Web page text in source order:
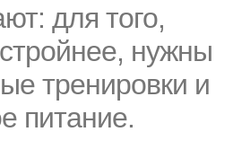
для того,
нужны
тренировки и
питание.